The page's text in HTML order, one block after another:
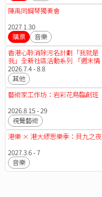
陳禹同鋼琴獨奏會
2027.1.30
購票
音樂
香港心聆消除污名計劃「我就是
我」全新社區活動系列 「週末情
緒故事分享：一齊走標籤啊唔
該！」
2026.7.4 - 8.8
其他
藝術家工作坊：岩彩花鳥臨創班
2026.8.15 - 29
視覺藝術
港樂 × 港大繆思樂季：貝九之夜
2027.3.6 - 7
音樂